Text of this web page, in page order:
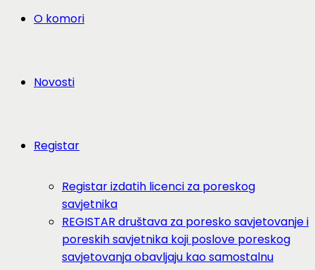
O komori
Novosti
Registar
Registar izdatih licenci za poreskog
savjetnika
REGISTAR društava za poresko savjetovanje i
poreskih savjetnika koji poslove poreskog
savjetovanja obavljaju kao samostalnu